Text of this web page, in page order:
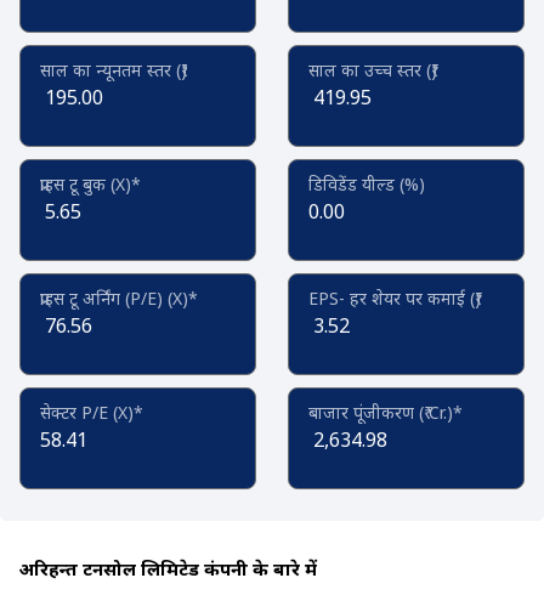
साल का न्यूनतम स्तर (₹)
195.00
साल का उच्च स्तर (₹)
419.95
प्राइस टू बुक (X)*
5.65
डिविडेंड यील्ड (%)
0.00
प्राइस टू अर्निंग (P/E) (X)*
76.56
EPS- हर शेयर पर कमाई (₹)
3.52
सेक्टर P/E (X)*
58.41
बाजार पूंजीकरण (₹ Cr.)*
2,634.98
अरिहन्त टर्नेसोल लिमिटेड कंपनी के बारे में